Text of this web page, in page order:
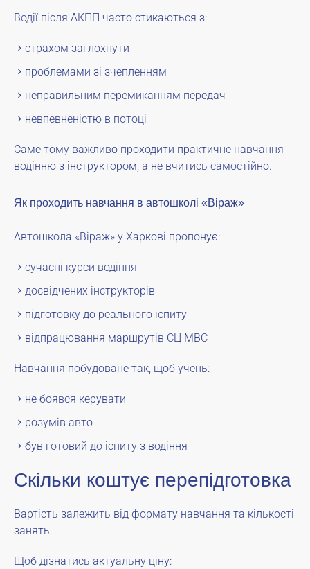
Водії після АКПП часто стикаються з:
страхом заглохнути
проблемами зі зчепленням
неправильним перемиканням передач
невпевненістю в потоці
Саме тому важливо проходити практичне навчання
водінню з інструктором, а не вчитись самостійно.
Як проходить навчання в автошколі «Віраж»
Автошкола «Віраж» у Харкові пропонує:
сучасні курси водіння
досвідчених інструкторів
підготовку до реального іспиту
відпрацювання маршрутів СЦ МВС
Навчання побудоване так, щоб учень:
не боявся керувати
розумів авто
був готовий до іспиту з водіння
Скільки коштує перепідготовка
Вартість залежить від формату навчання та кількості
занять.
Щоб дізнатись актуальну ціну: